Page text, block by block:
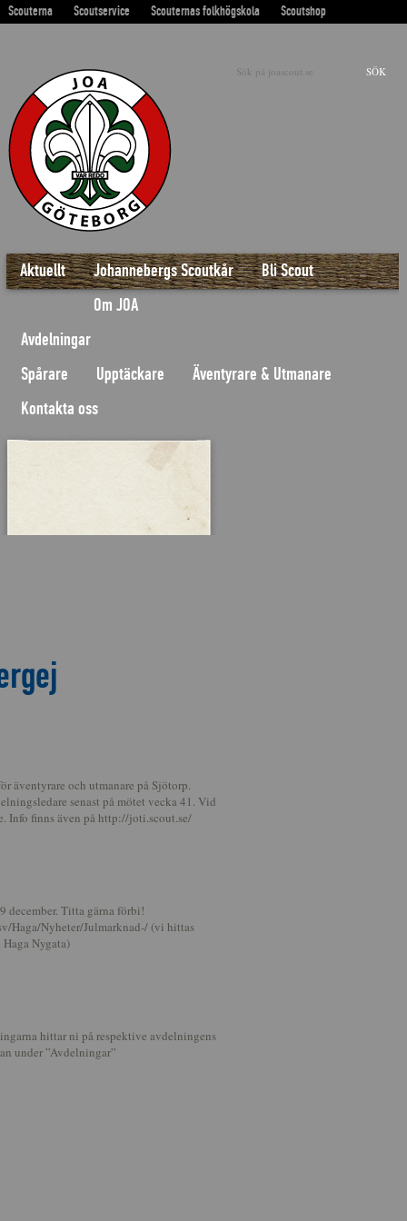
Scouterna Scoutservice Scouternas folkhögskola Scoutshop
Sök på
Aktuellt
Johannebergs Scoutkår
Om JOA
Bli Scout
Avdelningar
Spårare
Upptäckare
Äventyrare & Utmanare
Kontakta oss
äventyrare och utmanare på Sjötorp.
senast på mötet vecka 41. Vid
Info finns även på http://joti.scout.se/
december. Titta gärna förbi!
Haga/Nyheter/Julmarknad-/ (vi hittas
Nygata)
hittar ni på respektive avdelningens
under ”Avdelningar”